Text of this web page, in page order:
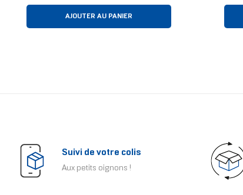
AJOUTER AU PANIER
Suivi de votre colis
Aux petits oignons !